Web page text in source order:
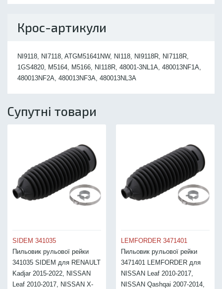
Крос-артикули
NI9118, NI7118, ATGM51641NW, NI118, NI9118R, NI7118R,
1GS4820, M5164, M5166, NI118R, 48001-3NL1A, 480013NF1A,
480013NF2A, 480013NF3A, 480013NL3A
Супутні товари
SIDEM 341035
Пильовик рульової рейки
341035 SIDEM для RENAULT
Kadjar 2015-2022, NISSAN
Leaf 2010-2017, NISSAN X-
LEMFORDER 3471401
Пильовик рульової рейки
3471401 LEMFORDER для
NISSAN Leaf 2010-2017,
NISSAN Qashqai 2007-2014,